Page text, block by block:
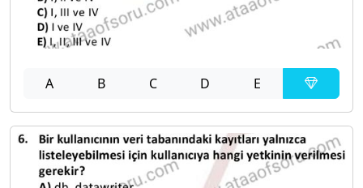
A B C D E